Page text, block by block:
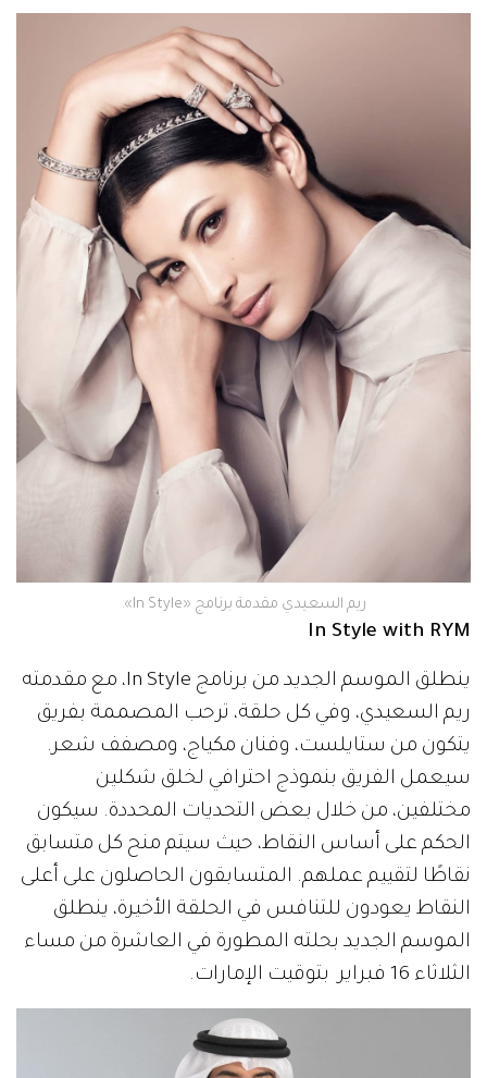
ريم السعيدي مقدمة برنامج «In Style».
In Style with RYM
ينطلق الموسم الجديد من برنامج In Style، مع مقدمته
ريم السعيدي، وفي كل حلقة، ترحب المصممة بفريق
يتكون من ستايلست، وفنان مكياج، ومصفف شعر.
سيعمل الفريق بنموذج احترافي لخلق شكلين
مختلفين، من خلال بعض التحديات المحددة. سيكون
الحكم على أساس النقاط، حيث سيتم منح كل متسابق
نقاطًا لتقييم عملهم. المتسابقون الحاصلون على أعلى
النقاط يعودون للتنافس في الحلقة الأخيرة، ينطلق
الموسم الجديد بحلته المطورة في العاشرة من مساء
الثلاثاء 16 فبراير بتوقيت الإمارات.